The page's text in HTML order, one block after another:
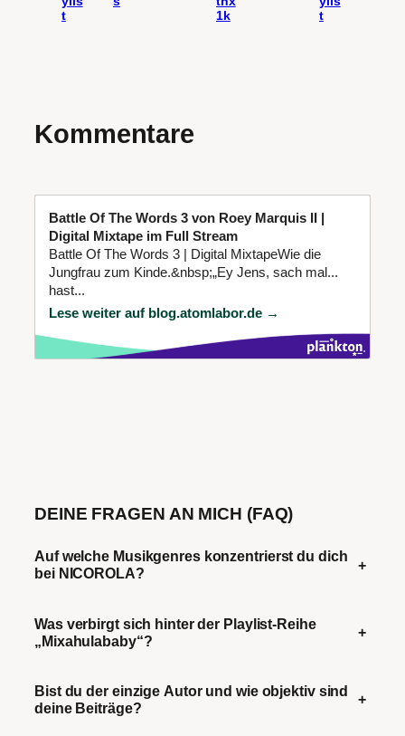
t
1k
t
Kommentare
Battle Of The Words 3 von Roey Marquis II |
Digital Mixtape im Full Stream
Battle Of The Words 3 | Digital MixtapeWie die
Jungfrau zum Kinde.&nbsp;„Ey Jens, sach mal...
hast...
Lese weiter auf blog.atomlabor.de →
DEINE FRAGEN AN MICH (FAQ)
Auf welche Musikgenres konzentrierst du dich
bei NICOROLA?
+
Was verbirgt sich hinter der Playlist-Reihe
„Mixahulababy“?
+
Bist du der einzige Autor und wie objektiv sind
deine Beiträge?
+